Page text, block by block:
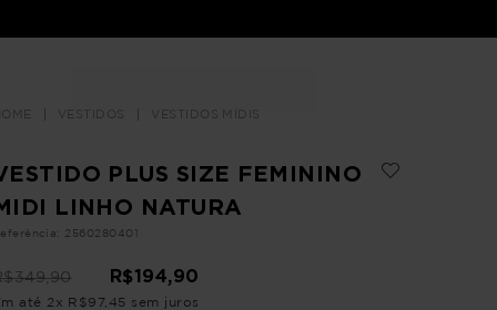
VESTIDOS VESTIDOS MÍDIS
PLUS SIZE FEMININO
LINHO NATURA
: 2560280401
349,90 R$194,90
até 2 x R$97, 45 sem juros